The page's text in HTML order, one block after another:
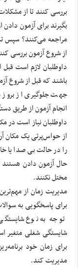
بررسی کنند تا از
بگیرند برای آزمون
مراجعه می‌کنند؟ سپس
از شروع آزمون بررسی
داوطلبان لازم است
باشند که قبل از شروع
جهت جلوگیری از بروز
انجام آزمون از طریق
داوطلبان نیاز است در
از حواس‌پرتی یک مکان
را در حالت بی صدا یا
حال آزمون دادن هستند
مختل نکنند.
مدیریت زمان از
توجه به نوع
شایستگی شغلی متغیر
برای زمان خود
مدیریت کند.